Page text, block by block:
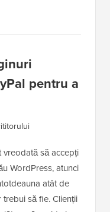
pentru a
vreodată să accepți
WordPress, atunci
atât de
să fie. Clienții